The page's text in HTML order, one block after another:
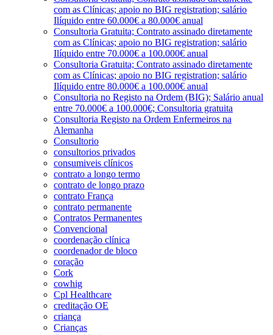
com as Clínicas; apoio no BIG registration; salário
Ilíquido entre 60.000€ a 80.000€ anual
Consultoria Gratuita; Contrato assinado diretamente
com as Clínicas; apoio no BIG registration; salário
Ilíquido entre 70.000€ a 100.000€ anual
Consultoria Gratuita; Contrato assinado diretamente
com as Clínicas; apoio no BIG registration; salário
Ilíquido entre 80.000€ a 100.000€ anual
Consultoria no Registo na Ordem (BIG); Salário anual
entre 70.000€ a 100.000€; Consultoria gratuita
Consultoria Registo na Ordem Enfermeiros na
Alemanha
Consultorio
consultorios privados
consumiveis clínicos
contrato a longo termo
contrato de longo prazo
contrato França
contrato permanente
Contratos Permanentes
Convencional
coordenação clínica
coordenador de bloco
coração
Cork
cowhig
Cpl Healthcare
creditação OE
criança
Crianças